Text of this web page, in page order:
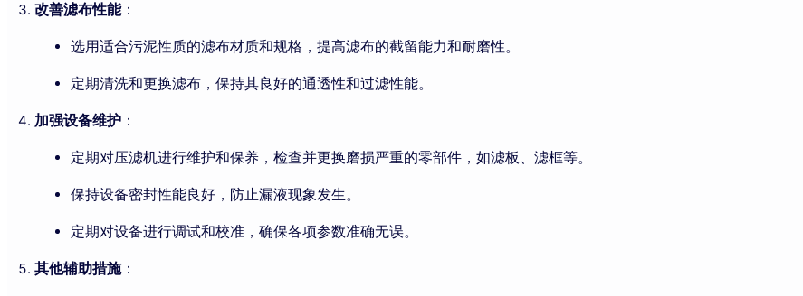
改善滤布性能：
选用适合污泥性质的滤布材质和规格，提高滤布的截留能力和耐磨性。
定期清洗和更换滤布，保持其良好的通透性和过滤性能。
加强设备维护 ：
定期对压滤机进行维护和保养，检查并更换磨损严重的零部件，如滤板、滤框等。
保持设备密封性能良好，防止漏液现象发生。
定期对设备进行调试和校准，确保各项参数准确无误。
其他辅助措施：